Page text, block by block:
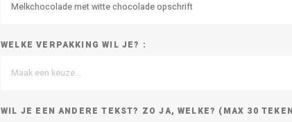
Melkchocolade met witte chocolade opschrift
WELKE VERPAKKING WIL JE? :
Maak een keuze...
WIL JE EEN ANDERE TEKST? ZO JA, WELKE? (MAX 30